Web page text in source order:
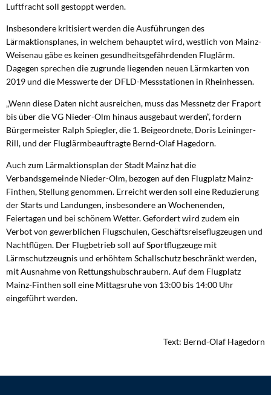
Luftfracht soll gestoppt werden.
Insbesondere kritisiert werden die Ausführungen des
Lärmaktionsplanes, in welchem behauptet wird, westlich von Mainz-
Weisenau gäbe es keinen gesundheitsgefährdenden Fluglärm.
Dagegen sprechen die zugrunde liegenden neuen Lärmkarten von
2019 und die Messwerte der DFLD-Messstationen in Rheinhessen.
„Wenn diese Daten nicht ausreichen, muss das Messnetz der Fraport
bis über die VG Nieder-Olm hinaus ausgebaut werden“, fordern
Bürgermeister Ralph Spiegler, die 1. Beigeordnete, Doris Leininger-
Rill, und der Fluglärmbeauftragte Bernd-Olaf Hagedorn.
Auch zum Lärmaktionsplan der Stadt Mainz hat die
Verbandsgemeinde Nieder-Olm, bezogen auf den Flugplatz Mainz-
Finthen, Stellung genommen. Erreicht werden soll eine Reduzierung
der Starts und Landungen, insbesondere an Wochenenden,
Feiertagen und bei schönem Wetter. Gefordert wird zudem ein
Verbot von gewerblichen Flugschulen, Geschäftsreiseflugzeugen und
Nachtflügen. Der Flugbetrieb soll auf Sportflugzeuge mit
Lärmschutzzeugnis und erhöhtem Schallschutz beschränkt werden,
mit Ausnahme von Rettungshubschraubern. Auf dem Flugplatz
Mainz-Finthen soll eine Mittagsruhe von 13:00 bis 14:00 Uhr
eingeführt werden.
Text: Bernd-Olaf Hagedorn